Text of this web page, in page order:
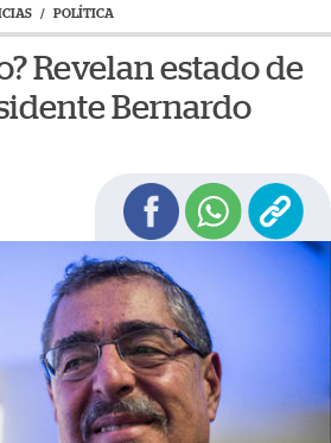
/ POLÍTICA
Revelan estado de
Bernardo